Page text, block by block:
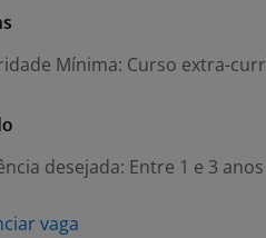
Mínima: Curso extra-
desejada: Entre 1 e 3 anos
vaga